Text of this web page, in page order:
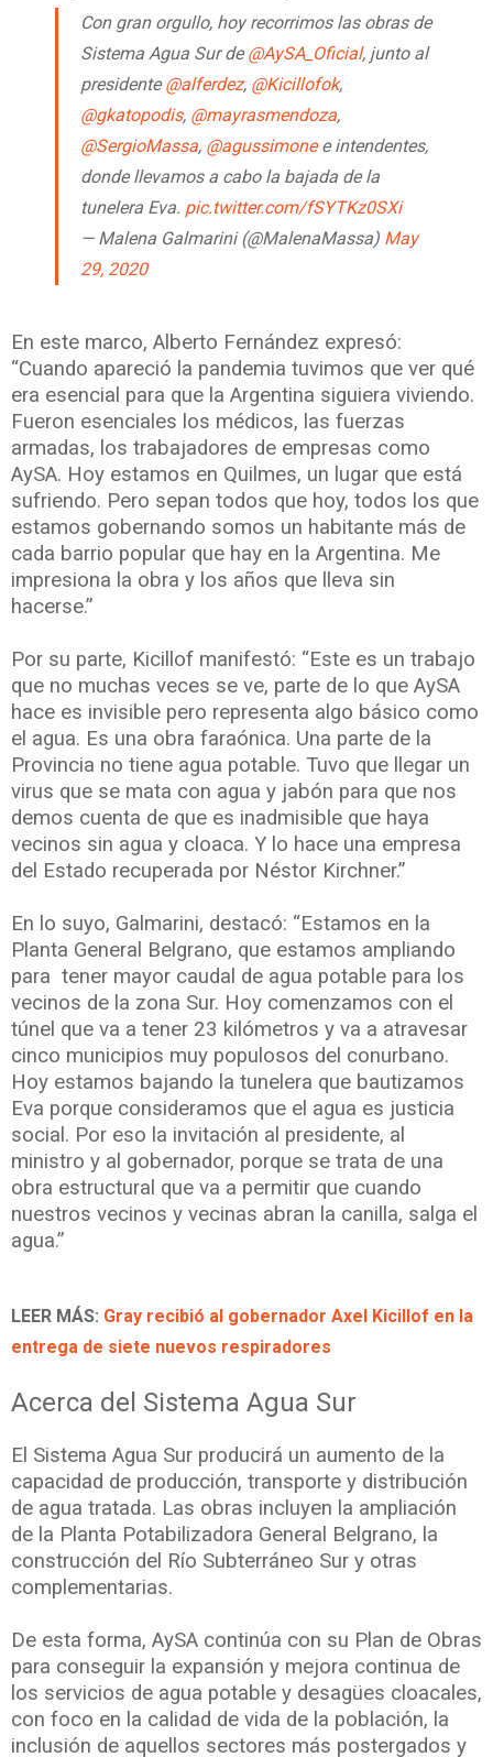
Con gran orgullo, hoy recorrimos las obras de
Sistema Agua Sur de@AySA_Oficial, junto al
presidente@alferdez, @Kicillofok,
@gkatopodis, @mayrasmendoza,
@SergioMassa, @agussimonee intendentes,
donde llevamos a cabo la bajada de la
tunelera Eva. pic.twitter.com/fSYTKz0SXi
— Malena Galmarini (@MalenaMassa) May
29, 2020
En este marco, Alberto Fernández expresó:
“Cuando apareció la pandemia tuvimos que ver qué
era esencial para que la Argentina siguiera viviendo.
Fueron esenciales los médicos, las fuerzas
armadas, los trabajadores de empresas como
AySA. Hoy estamos en Quilmes, un lugar que está
sufriendo. Pero sepan todos que hoy, todos los que
estamos gobernando somos un habitante más de
cada barrio popular que hay en la Argentina. Me
impresiona la obra y los años que lleva sin
hacerse.”
Por su parte, Kicillof manifestó: “Este es un trabajo
que no muchas veces se ve, parte de lo que AySA
hace es invisible pero representa algo básico como
el agua. Es una obra faraónica. Una parte de la
Provincia no tiene agua potable. Tuvo que llegar un
virus que se mata con agua y jabón para que nos
demos cuenta de que es inadmisible que haya
vecinos sin agua y cloaca. Y lo hace una empresa
del Estado recuperada por Néstor Kirchner.”
En lo suyo, Galmarini, destacó: “Estamos en la
Planta General Belgrano, que estamos ampliando
para tener mayor caudal de agua potable para los
vecinos de la zona Sur. Hoy comenzamos con el
túnel que va a tener 23 kilómetros y va a atravesar
cinco municipios muy populosos del conurbano.
Hoy estamos bajando la tunelera que bautizamos
Eva porque consideramos que el agua es justicia
social. Por eso la invitación al presidente, al
ministro y al gobernador, porque se trata de una
obra estructural que va a permitir que cuando
nuestros vecinos y vecinas abran la canilla, salga el
agua.”
LEER MÁS: Gray recibió al gobernador Axel Kicillof en la
entrega de siete nuevos respiradores
Acerca del Sistema Agua Sur
El Sistema Agua Sur producirá un aumento de la
capacidad de producción, transporte y distribución
de agua tratada. Las obras incluyen la ampliación
de la Planta Potabilizadora General Belgrano, la
construcción del Río Subterráneo Sur y otras
complementarias.
De esta forma, AySA continúa con su Plan de Obras
para conseguir la expansión y mejora continua de
los servicios de agua potable y desagües cloacales,
con foco en la calidad de vida de la población, la
inclusión de aquellos sectores más postergados y